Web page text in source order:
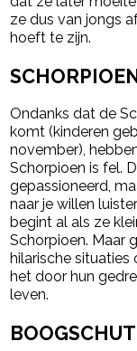
ze dus van jongs
hoeft te zijn.
Ondanks dat de
komt (kinderen
november),
Schorpioen is fel.
gepassioneerd,
naar je willen
begint al als ze
Schorpioen. Maar
hilarische
het door hun
leven.